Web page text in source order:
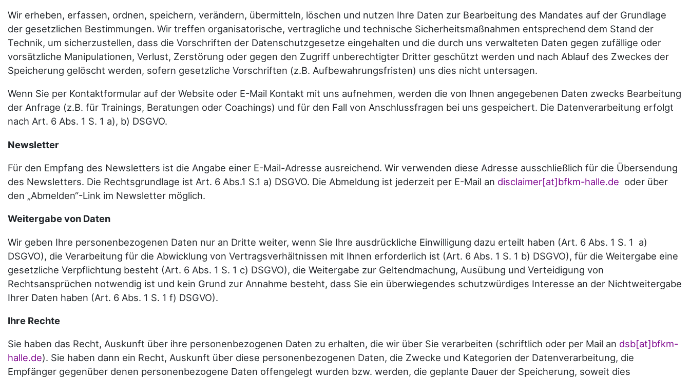
Wir erheben, erfassen, ordnen, speichern, verändern, übermitteln, löschen und nutzen Ihre Daten zur Bearbeitung des Mandates auf der Grundlage
der gesetzlichen Bestimmungen. Wir treffen organisatorische, vertragliche und technische Sicherheitsmaßnahmen entsprechend dem Stand der
Technik, um sicherzustellen, dass die Vorschriften der Datenschutzgesetze eingehalten und die durch uns verwalteten Daten gegen zufällige oder
vorsätzliche Manipulationen, Verlust, Zerstörung oder gegen den Zugriff unberechtigter Dritter geschützt werden und nach Ablauf des Zweckes der
Speicherung gelöscht werden, sofern gesetzliche Vorschriften (z.B. Aufbewahrungsfristen) uns dies nicht untersagen.
Wenn Sie per Kontaktformular auf der Website oder E-Mail Kontakt mit uns aufnehmen, werden die von Ihnen angegebenen Daten zwecks Bearbeitung
der Anfrage (z.B. für Trainings, Beratungen oder Coachings) und für den Fall von Anschlussfragen bei uns gespeichert. Die Datenverarbeitung erfolgt
nach Art. 6 Abs. 1 S. 1 a), b) DSGVO.
Newsletter
Für den Empfang des Newsletters ist die Angabe einer E-Mail-Adresse ausreichend. Wir verwenden diese Adresse ausschließlich für die Übersendung
des Newsletters. Die Rechtsgrundlage ist Art. 6 Abs.1 S.1 a) DSGVO. Die Abmeldung ist jederzeit per E-Mail an disclaimer[at]bfkm-halle.de oder über
den „Abmelden“-Link im Newsletter möglich.
Weitergabe von Daten
Wir geben Ihre personenbezogenen Daten nur an Dritte weiter, wenn Sie Ihre ausdrückliche Einwilligung dazu erteilt haben (Art. 6 Abs. 1 S. 1 a)
DSGVO), die Verarbeitung für die Abwicklung von Vertragsverhältnissen mit Ihnen erforderlich ist (Art. 6 Abs. 1 S. 1 b) DSGVO), für die Weitergabe eine
gesetzliche Verpflichtung besteht (Art. 6 Abs. 1 S. 1 c) DSGVO), die Weitergabe zur Geltendmachung, Ausübung und Verteidigung von
Rechtsansprüchen notwendig ist und kein Grund zur Annahme besteht, dass Sie ein überwiegendes schutzwürdiges Interesse an der Nichtweitergabe
Ihrer Daten haben (Art. 6 Abs. 1 S. 1 f) DSGVO).
Ihre Rechte
Sie haben das Recht, Auskunft über ihre personenbezogenen Daten zu erhalten, die wir über Sie verarbeiten (schriftlich oder per Mail an dsb[at]bfkm-
halle.de). Sie haben dann ein Recht, Auskunft über diese personenbezogenen Daten, die Zwecke und Kategorien der Datenverarbeitung, die
Empfänger gegenüber denen personenbezogene Daten offengelegt wurden bzw. werden, die geplante Dauer der Speicherung, soweit dies